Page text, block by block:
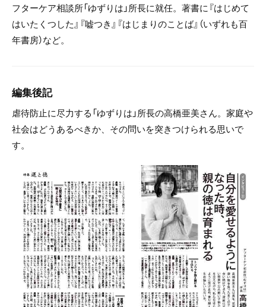
フターケア相談所「ゆずりは」所長に就任。著書に『はじめて
はいたくつした』『嘘つき』『はじまりのことば』（いずれも百
年書房）など。
編集後記
虐待防止に尽力する「ゆずりは」所長の高橋亜美さん。家庭や
社会はどうあるべきか、その問いを突きつけられる思いで
す。